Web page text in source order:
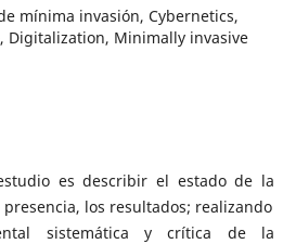
mínima invasión, Cybernetics,
Digitalization, Minimally invasive
es describir el estado de la
los resultados; realizando
sistemática y crítica de la